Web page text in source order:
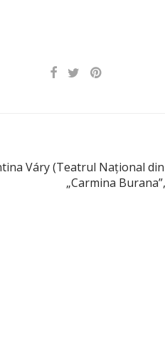
Váry (Teatrul Naţional
„Carmina